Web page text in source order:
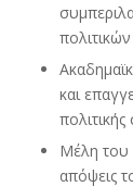
και
Μέλη του
απόψεις